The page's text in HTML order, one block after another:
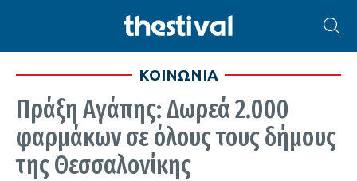
ΚΟΙΝΩΝΙΑ
Πράξη Αγάπης: Δωρεά 2.000
φαρμάκων σε όλους τους δήμους
της Θεσσαλονίκης